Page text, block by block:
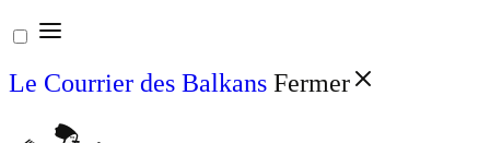
Aller
au
contenu
Le Courrier des Balkans Fermer